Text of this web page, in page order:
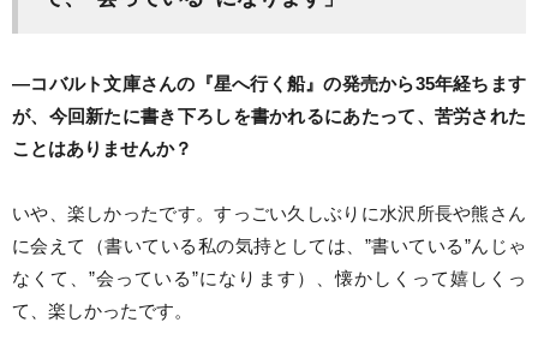
―コバルト文庫さんの『星へ行く船』の発売から35年経ちます
が、今回新たに書き下ろしを書かれるにあたって、苦労された
ことはありませんか？
いや、楽しかったです。すっごい久しぶりに水沢所長や熊さん
に会えて（書いている私の気持としては、”書いている”んじゃ
なくて、”会っている”になります）、懐かしくって嬉しくっ
て、楽しかったです。